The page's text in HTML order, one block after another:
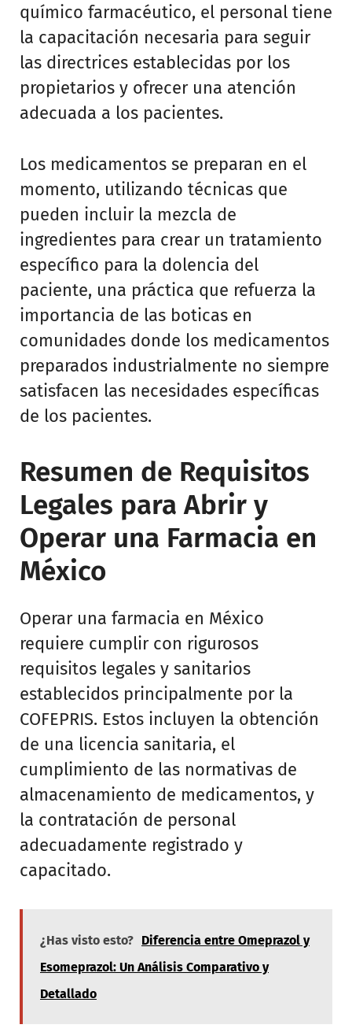
químico farmacéutico, el personal tiene
la capacitación necesaria para seguir
las directrices establecidas por los
propietarios y ofrecer una atención
adecuada a los pacientes.
Los medicamentos se preparan en el
momento, utilizando técnicas que
pueden incluir la mezcla de
ingredientes para crear un tratamiento
específico para la dolencia del
paciente, una práctica que refuerza la
importancia de las boticas en
comunidades donde los medicamentos
preparados industrialmente no siempre
satisfacen las necesidades específicas
de los pacientes.
Resumen de Requisitos
Legales para Abrir y
Operar una Farmacia en
México
Operar una farmacia en México
requiere cumplir con rigurosos
requisitos legales y sanitarios
establecidos principalmente por la
COFEPRIS. Estos incluyen la obtención
de una licencia sanitaria, el
cumplimiento de las normativas de
almacenamiento de medicamentos, y
la contratación de personal
adecuadamente registrado y
capacitado.
¿Has visto esto? Diferencia entre Omeprazol y
Esomeprazol: Un Análisis Comparativo y
Detallado